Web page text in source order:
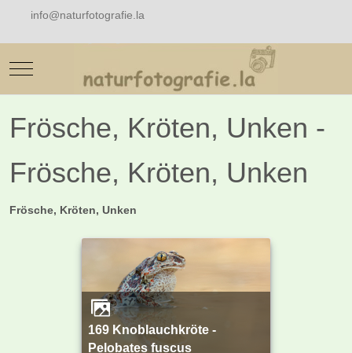
info@naturfotografie.la
Mobile Menu Toggle
Frösche, Kröten, Unken -
Frösche, Kröten, Unken
Frösche, Kröten, Unken
169 Knoblauchkröte -
Pelobates fuscus